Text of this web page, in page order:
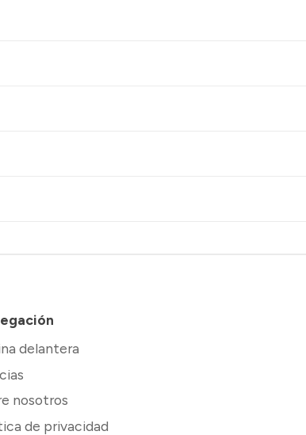
delantera
nosotros
de privacidad